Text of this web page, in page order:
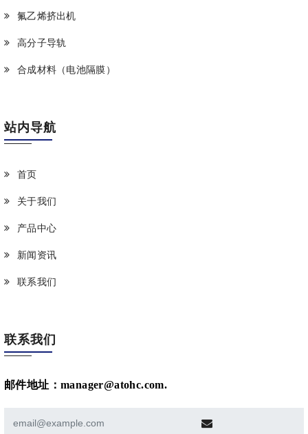
氟乙烯挤出机
高分子导轨
合成材料（电池隔膜）
站内导航
首页
关于我们
产品中心
新闻资讯
联系我们
联系我们
邮件地址：manager@atohc.com.